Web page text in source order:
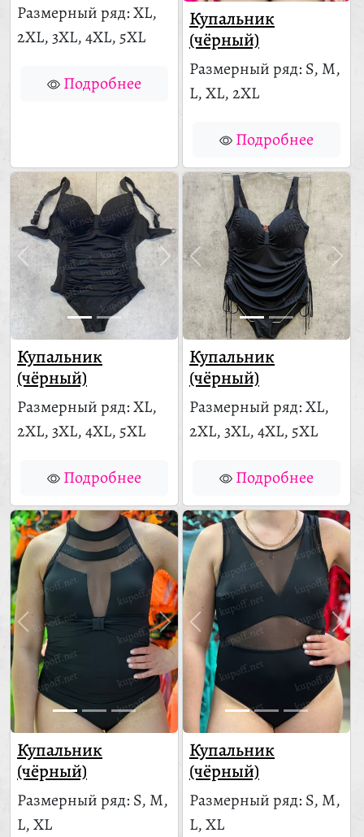
Размерный ряд: XL,
2XL, 3XL, 4XL, 5XL
Подробнее
Купальник
(чёрный)
Размерный ряд: S, M,
L, XL, 2XL
Подробнее
Купальник
(чёрный)
Размерный ряд: XL,
2XL, 3XL, 4XL, 5XL
Подробнее
Купальник
(чёрный)
Размерный ряд: XL,
2XL, 3XL, 4XL, 5XL
Подробнее
Купальник
(чёрный)
Размерный ряд: S, M,
L, XL
Купальник
(чёрный)
Размерный ряд: S, M,
L, XL